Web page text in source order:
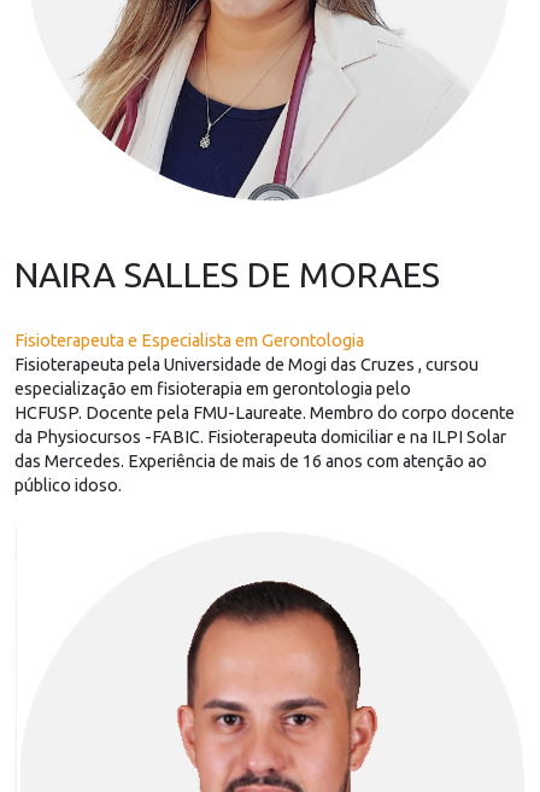
NAIRA SALLES DE MORAES
Fisioterapeuta e Especialista em Gerontologia
Fisioterapeuta pela Universidade de Mogi das Cruzes , cursou
especialização em fisioterapia em gerontologia pelo
HCFUSP. Docente pela FMU-Laureate. Membro do corpo docente
da Physiocursos -FABIC. Fisioterapeuta domiciliar e na ILPI Solar
das Mercedes. Experiência de mais de 16 anos com atenção ao
público idoso.